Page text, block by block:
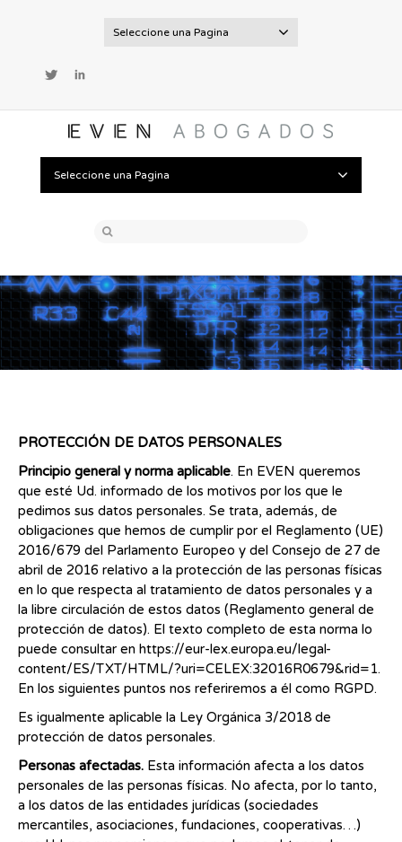
Seleccione una Pagina
Twitter
Seleccione una Pagina
PROTECCIÓN DE DATOS PERSONALES
Principio general y norma aplicable. En EVEN queremos
que esté Ud. informado de los motivos por los que le
pedimos sus datos personales. Se trata, además, de
obligaciones que hemos de cumplir por el Reglamento (UE)
2016/679 del Parlamento Europeo y del Consejo de 27 de
abril de 2016 relativo a la protección de las personas físicas
en lo que respecta al tratamiento de datos personales y a
la libre circulación de estos datos (Reglamento general de
protección de datos). El texto completo de esta norma lo
puede consultar en https://eur-lex.europa.eu/legal-
content/ES/TXT/HTML/?uri=CELEX:32016R0679&rid=1.
En los siguientes puntos nos referiremos a él como RGPD.
Es igualmente aplicable la Ley Orgánica 3/2018 de
protección de datos personales.
Personas afectadas. Esta información afecta a los datos
personales de las personas físicas. No afecta, por lo tanto,
a los datos de las entidades jurídicas (sociedades
mercantiles, asociaciones, fundaciones, cooperativas…)